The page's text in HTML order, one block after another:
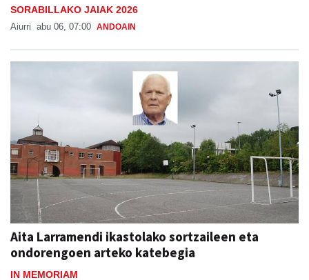
SORABILLAKO JAIAK 2026
Aiurri abu 06, 07:00 ANDOAIN
Aita Larramendi ikastolako sortzaileen eta
ondorengoen arteko katebegia
IN MEMORIAM